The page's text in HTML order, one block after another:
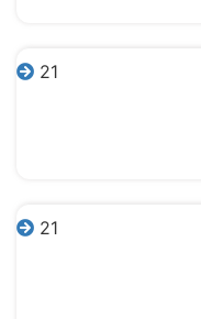
21
21